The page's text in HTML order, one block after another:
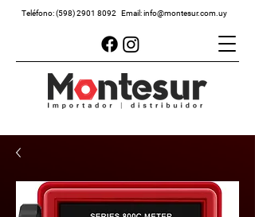
Teléfono:(598) 2901 8092 Email:info@montesur.com.uy